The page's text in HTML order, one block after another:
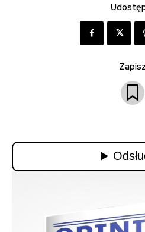
Zapisz